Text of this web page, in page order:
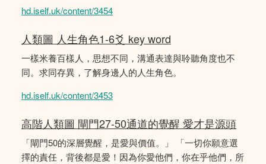
hd.iself.uk/content/3454
人類圖 人生角色1-6爻 key word
一樣米養百樣人，思想不同，溝通表達與聆聽角度也不
同。求同存異，了解身邊人的人生角色。
hd.iself.uk/content/3453
高階人類圖 閘門27-50通道的覺醒 愛才是源頭
「閘門50的深層覺醒，是愛與價值。」 「一切你願意選
擇的責任，背後都是愛！因為你愛他們，你在乎他們，所